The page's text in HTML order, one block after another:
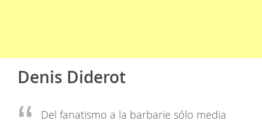
Denis Diderot
Del fanatismo a la barbarie sólo media